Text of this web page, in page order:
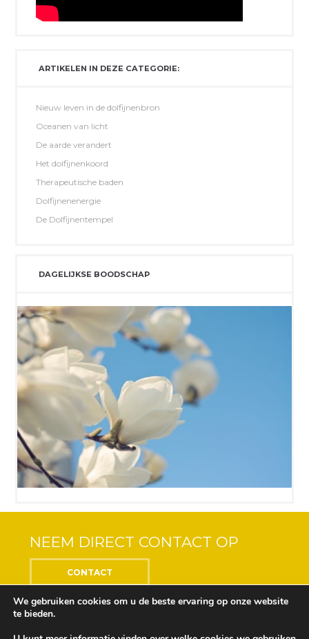
ARTIKELEN IN DEZE CATEGORIE:
Nieuw leven in de dolfijnenbron
Oceanen van licht
De aarde verandert
Het dolfijnenkoord
Therapeutische baden
Dolfijnenenergie
De Dolfijnentempel
DAGELIJKSE BOODSCHAP
NEEM DIRECT CONTACT OP
CONTACT
We gebruiken cookies om u de beste ervaring op onze website
te bieden.